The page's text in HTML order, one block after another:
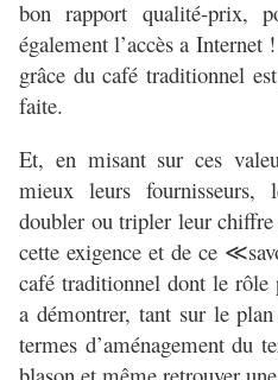
bon rapport qualité-prix,
également l’accès a Internet
grâce du café traditionnel
faite.
Et, en misant sur ces
mieux leurs fournisseurs,
doubler ou tripler leur chiffre
cette exigence et de ce
café traditionnel dont le rôle
a démontrer, tant sur le
termes d’aménagement du